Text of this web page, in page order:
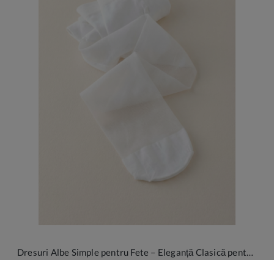
Dresuri Albe Simple pentru Fete – Eleganță Clasică pentru Ocazii Speciale și Serbări Școlare